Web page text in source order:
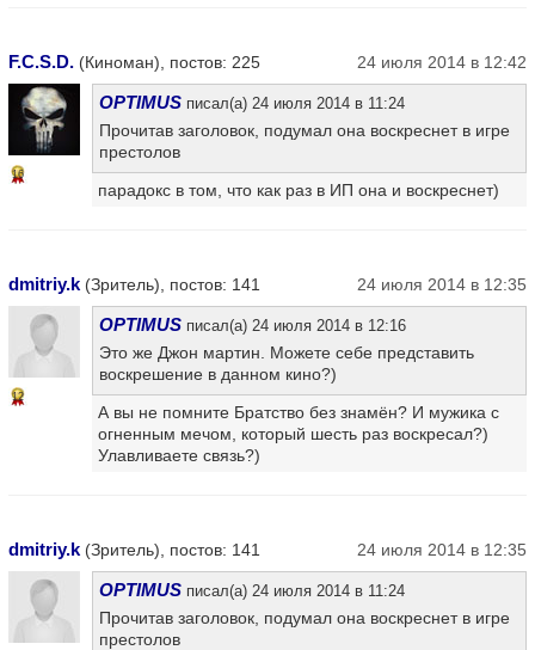
F.C.S.D. (Киноман), постов: 225 24 июля 2014 в 12:42
16
OPTIMUS писал(а) 24 июля 2014 в 11:24
Прочитав заголовок, подумал она воскреснет в игре
престолов
парадокс в том, что как раз в ИП она и воскреснет)
dmitriy.k (Зритель), постов: 141 24 июля 2014 в 12:35
12
OPTIMUS писал(а) 24 июля 2014 в 12:16
Это же Джон мартин. Можете себе представить
воскрешение в данном кино?)
А вы не помните Братство без знамён? И мужика с
огненным мечом, который шесть раз воскресал?)
Улавливаете связь?)
dmitriy.k (Зритель), постов: 141 24 июля 2014 в 12:35
OPTIMUS писал(а) 24 июля 2014 в 11:24
Прочитав заголовок, подумал она воскреснет в игре
престолов